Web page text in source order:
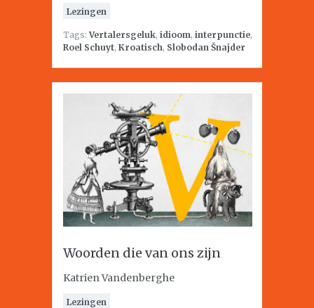
Lezingen
Tags:Vertalersgeluk, idioom, interpunctie,
Roel Schuyt, Kroatisch, Slobodan Šnajder
Woorden die van ons zijn
Katrien Vandenberghe
Lezingen